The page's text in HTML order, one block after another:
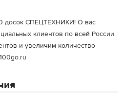
досок СПЕЦТЕХНИКИ! О вас
клиентов по всей России.
и увеличим количество